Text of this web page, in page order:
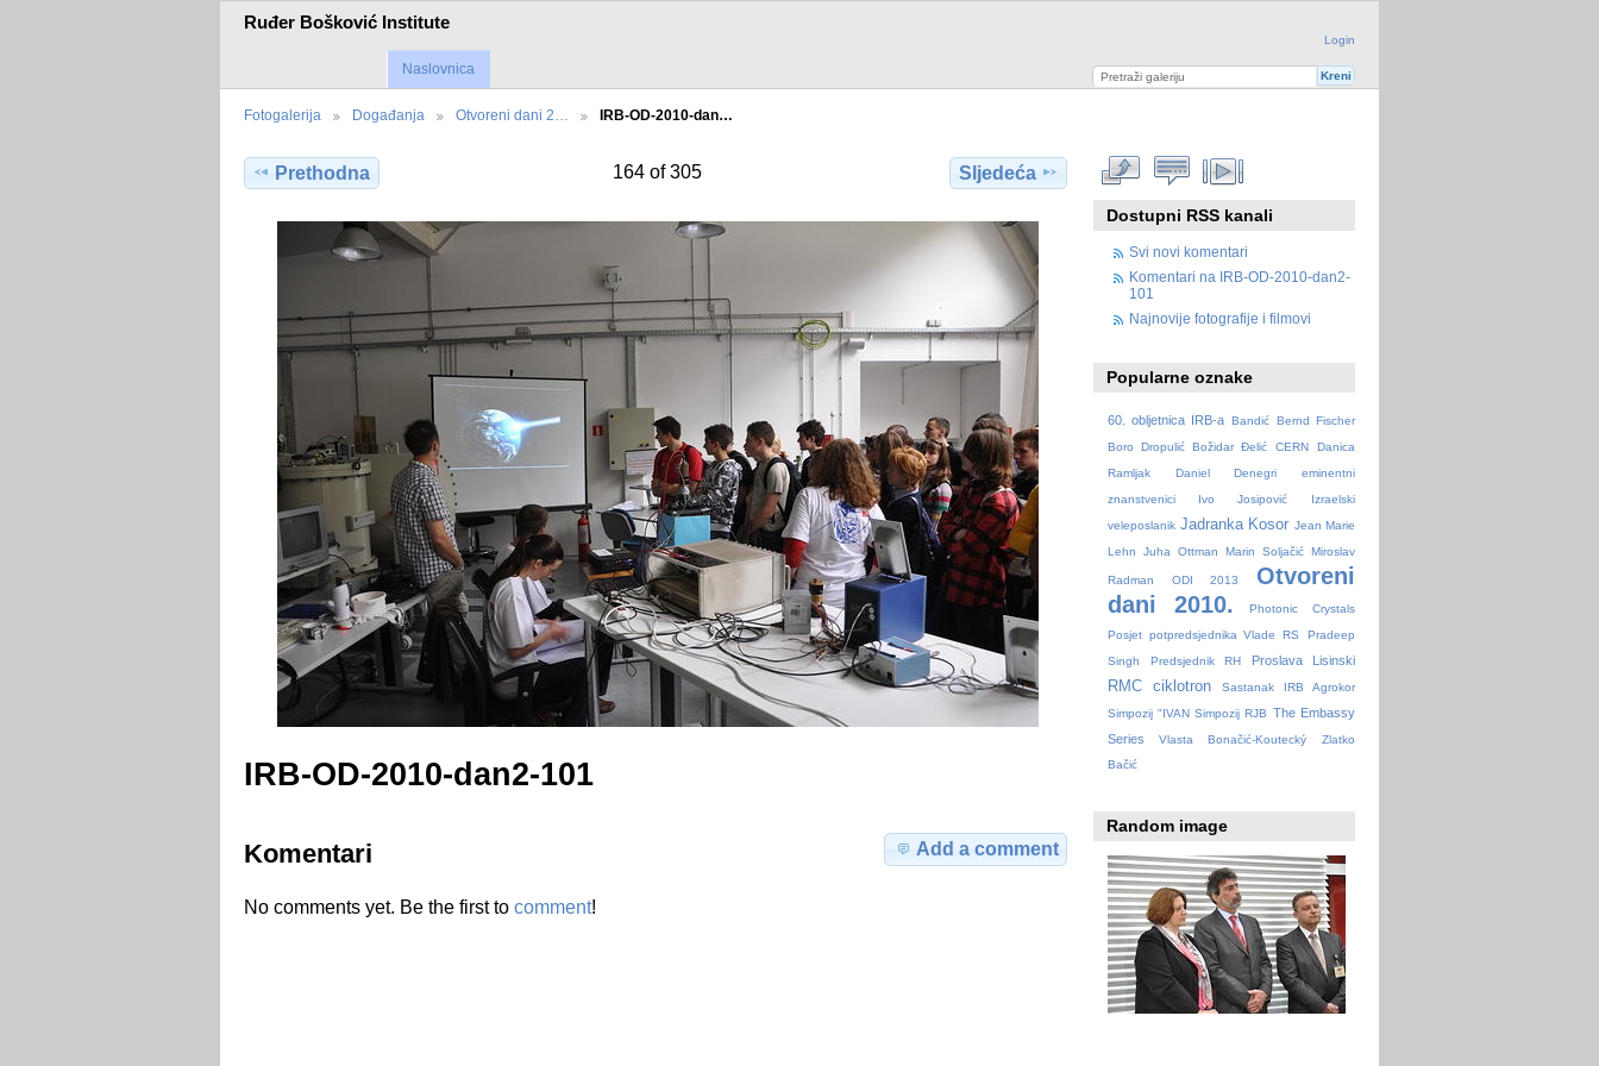
Ruđer Bošković Institute
Login
Naslovnica
Fotogalerija Događanja Otvoreni dani 2… IRB-OD-2010-dan…
Prethodna 164 of 305 Sljedeća
IRB-OD-2010-dan2-101
Komentari Add a comment
No comments yet. Be the first to comment!
Dostupni RSS kanali
Svi novi komentari
Komentari na IRB-OD-2010-dan2-
101
Najnovije fotografije i filmovi
Popularne oznake
60. obljetnica IRB-a Bandić Bernd Fischer
Boro Dropulić
Božidar Đelić CERN
Danica
Ramljak
Daniel Denegri
eminentni
znanstvenici
Ivo Josipović
Izraelski
veleposlanik Jadranka Kosor Jean Marie
Lehn
Juha Ottman Marin Soljačić Miroslav
Radman ODI 2013
Otvoreni
dani 2010.
Photonic Crystals
Posjet potpredsjednika Vlade RS
Pradeep
Singh
Predsjednik RH Proslava Lisinski
RMC ciklotron
Sastanak IRB Agrokor
Simpozij "IVAN Simpozij RJB The Embassy
Series
Vlasta Bonačić-Koutecký
Zlatko
Bačić
Random image